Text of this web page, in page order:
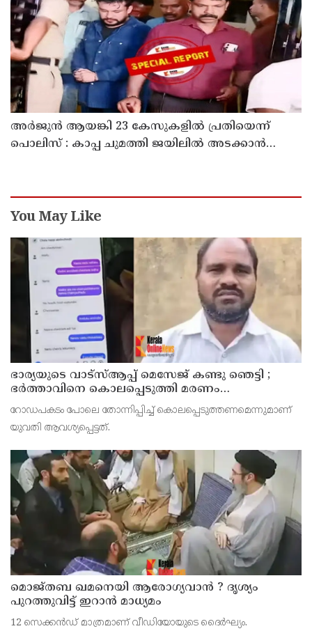
അര്‍ജുന്‍ ആയങ്കി 23 കേസുകളില്‍ പ്രതിയെന്ന്
പൊലിസ് : കാപ്പ ചുമത്തി ജയിലില്‍ അടക്കാന്‍
You May Like
ഭാര്യയുടെ വാട്സ്ആപ്പ് മെസേജ് കണ്ടു ഞെട്ടി ;
ഭര്‍ത്താവിനെ കൊലപ്പെടുത്തി മരണം
റോഡപകടമാക്കി മാറ്റാന്‍ കാമുകനുമായി
പദ്ധതിയിട്ട യുവതിയും സുഹൃത്തും ഒളിവില്‍
റോഡപകടം പോലെ തോന്നിപ്പിച്ച് കൊലപ്പെടുത്തണമെന്നുമാണ്
യുവതി ആവശ്യപ്പെട്ടത്.
മൊജ്തബ ഖമനെയി ആരോഗ്യവാന്‍ ? ദൃശ്യം
പുറത്തുവിട്ട് ഇറാന്‍ മാധ്യമം
12 സെക്കന്‍ഡ് മാത്രമാണ് വീഡിയോയുടെ ദൈര്‍ഘ്യം.